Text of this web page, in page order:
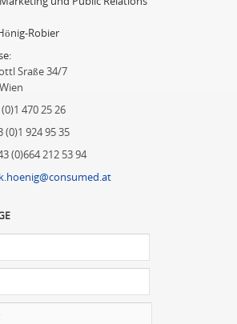
Robier
Sraße 34/7
470 25 26
(0)1 924 95 35
(0)664 212 53 94
k.hoenig@consumed.at